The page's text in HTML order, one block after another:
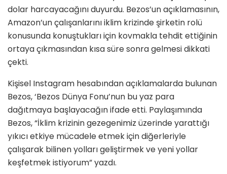
dolar harcayacağını duyurdu. Bezos’un açıklamasının,
Amazon’un çalışanlarını iklim krizinde şirketin rolü
konusunda konuştukları için kovmakla tehdit ettiğinin
ortaya çıkmasından kısa süre sonra gelmesi dikkati
çekti.
Kişisel Instagram hesabından açıklamalarda bulunan
Bezos, ‘Bezos Dünya Fonu’nun bu yaz para
dağıtmaya başlayacağın ifade etti. Paylaşımında
Bezos, “İklim krizinin gezegenimiz üzerinde yarattığı
yıkıcı etkiye mücadele etmek için diğerleriyle
çalışarak bilinen yolları geliştirmek ve yeni yollar
keşfetmek istiyorum” yazdı.